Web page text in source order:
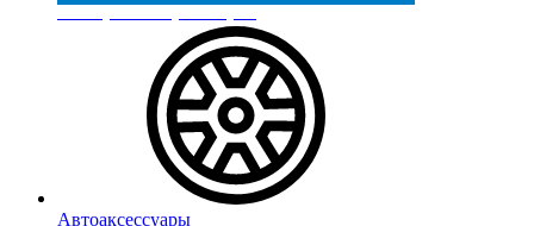
Реестр МинПромТорга
Автоаксессуары